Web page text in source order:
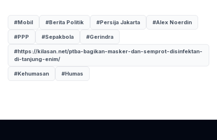
#Mobil #Berita Politik #Persija Jakarta #Alex Noerdin
#PPP #Sepakbola #Gerindra
#https://kilasan.net/ptba-bagikan-masker-dan-semprot-disinfektan-
di-tanjung-enim/
#Kehumasan #Humas